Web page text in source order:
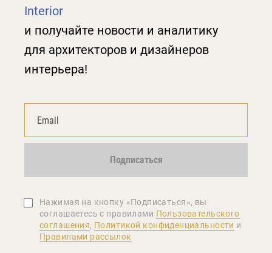
Interior
и получайте новости и аналитику
для архитекторов и дизайнеров
интерьера!
Подписаться
Нажимая на кнопку «Подписаться», вы
соглашаетеcь с правилами Пользовательского
соглашения, Политикой конфиденциальности и
Правилами рассылок